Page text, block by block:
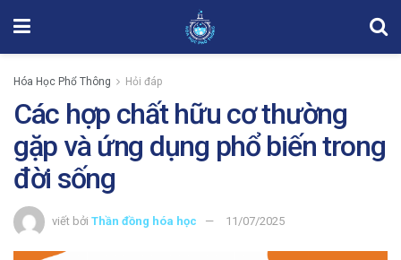
Hóa Học Phổ Thông Hỏi đáp
Các hợp chất hữu cơ thường
gặp và ứng dụng phổ biến trong
đời sống
viết bởi Thần đồng hóa học 11/07/2025